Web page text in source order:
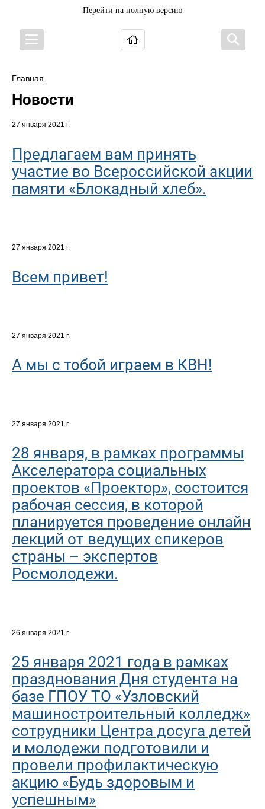
Перейти на полную версию
Главная
Новости
27 января 2021 г.
Предлагаем вам принять
участие во Всероссийской акции
памяти «Блокадный хлеб».
27 января 2021 г.
Всем привет!
27 января 2021 г.
А мы с тобой играем в КВН!
27 января 2021 г.
28 января, в рамках программы
Акселератора социальных
проектов «Проектор», состоится
рабочая сессия, в которой
планируется проведение онлайн
лекций от ведущих спикеров
страны – экспертов
Росмолодежи.
26 января 2021 г.
25 января 2021 года в рамках
празднования Дня студента на
базе ГПОУ ТО «Узловский
машиностроительный колледж»
сотрудники Центра досуга детей
и молодежи подготовили и
провели профилактическую
акцию «Будь здоровым и
успешным»